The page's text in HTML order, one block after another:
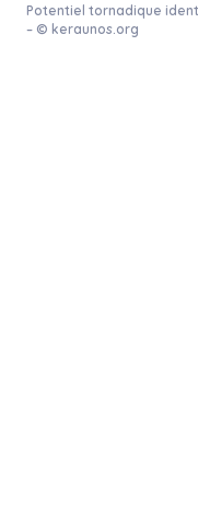
Potentiel tornadique
– © keraunos.org